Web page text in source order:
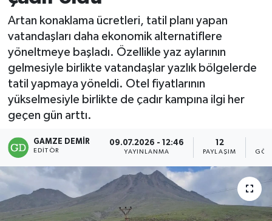
Artan konaklama ücretleri, tatil planı yapan
vatandaşları daha ekonomik alternatiflere
yöneltmeye başladı. Özellikle yaz aylarının
gelmesiyle birlikte vatandaşlar yazlık bölgelerde
tatil yapmaya yöneldi. Otel fiyatlarının
yükselmesiyle birlikte de çadır kampına ilgi her
geçen gün arttı.
GAMZE DEMIR
EDITÖR
09.07.2026 - 12:46
YAYINLANMA
12
PAYLAŞIM